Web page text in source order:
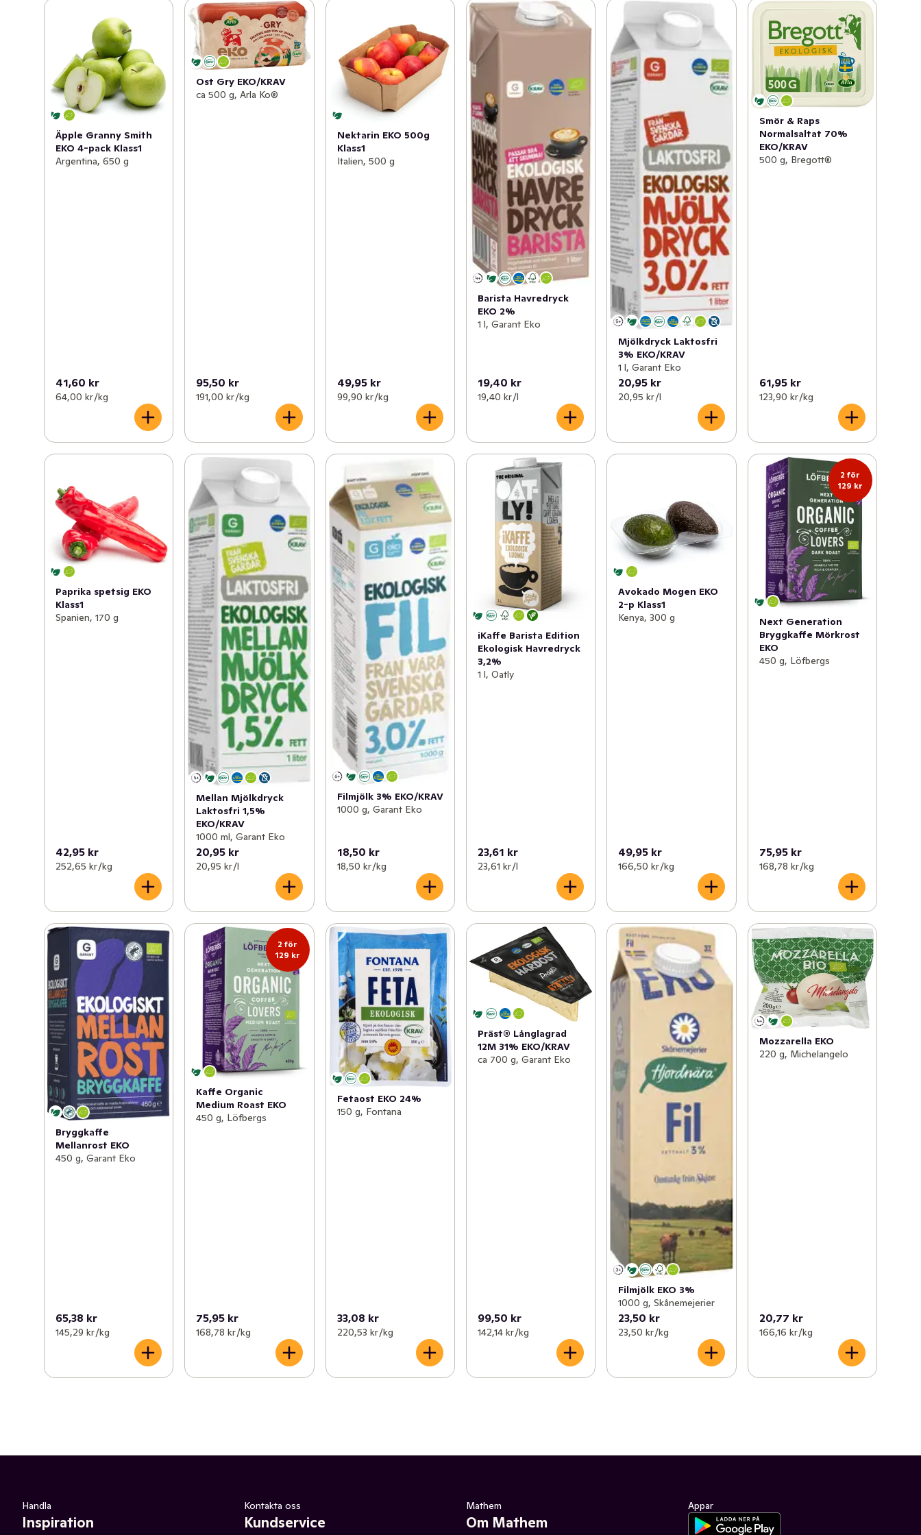
Äpple Granny Smith
EKO 4-pack Klass1
Argentina, 650 g
41,60 kr
64,00 kr /kg
Ost Gry EKO/KRAV
ca 500 g, Arla Ko®
95,50 kr
191,00 kr /kg
Nektarin EKO 500g
Klass1
Italien, 500 g
49,95 kr
99,90 kr /kg
Barista Havredryck
EKO 2%
1 l, Garant Eko
19,40 kr
19,40 kr /l
Mjölkdryck Laktosfri
3% EKO/KRAV
1 l, Garant Eko
20,95 kr
20,95 kr /l
Smör & Raps
Normalsaltat 70%
EKO/KRAV
500 g, Bregott®
61,95 kr
123,90 kr /kg
Paprika spetsig EKO
Klass1
Spanien, 170 g
42,95 kr
252,65 kr /kg
Mellan Mjölkdryck
Laktosfri 1,5%
EKO/KRAV
1000 ml, Garant Eko
20,95 kr
20,95 kr /l
Filmjölk 3% EKO/KRAV
1000 g, Garant Eko
18,50 kr
18,50 kr /kg
iKaffe Barista Edition
Ekologisk Havredryck
3,2%
1 l, Oatly
23,61 kr
23,61 kr /l
Avokado Mogen EKO
2-p Klass1
Kenya, 300 g
49,95 kr
166,50 kr /kg
2 för
129 kr
Next Generation
Bryggkaffe Mörkrost
EKO
450 g, Löfbergs
75,95 kr
168,78 kr /kg
Bryggkaffe
Mellanrost EKO
450 g, Garant Eko
65,38 kr
145,29 kr /kg
2 för
129 kr
Kaffe Organic
Medium Roast EKO
450 g, Löfbergs
75,95 kr
168,78 kr /kg
Fetaost EKO 24%
150 g, Fontana
33,08 kr
220,53 kr /kg
Präst® Långlagrad
12M 31% EKO/KRAV
ca 700 g, Garant Eko
99,50 kr
142,14 kr /kg
Filmjölk EKO 3%
1000 g, Skånemejerier
23,50 kr
23,50 kr /kg
Mozzarella EKO
220 g, Michelangelo
20,77 kr
166,16 kr /kg
Handla
Inspiration
Kontakta oss
Kundservice
Mathem
Om Mathem
Appar